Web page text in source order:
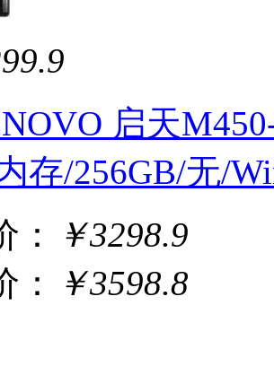
启天
存/256GB/无/
：
￥3298.9
：
￥3598.8